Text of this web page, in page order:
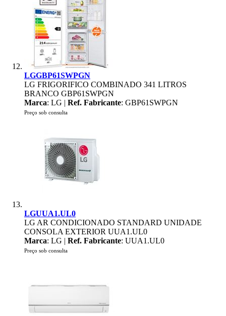
LGGBP61SWPGN
LG FRIGORIFICO COMBINADO 341 LITROS
BRANCO GBP61SWPGN
Marca: LG | Ref. Fabricante: GBP61SWPGN
Preço sob consulta
LGUUA1.UL0
LG AR CONDICIONADO STANDARD UNIDADE
CONSOLA EXTERIOR UUA1.UL0
Marca: LG | Ref. Fabricante: UUA1.UL0
Preço sob consulta